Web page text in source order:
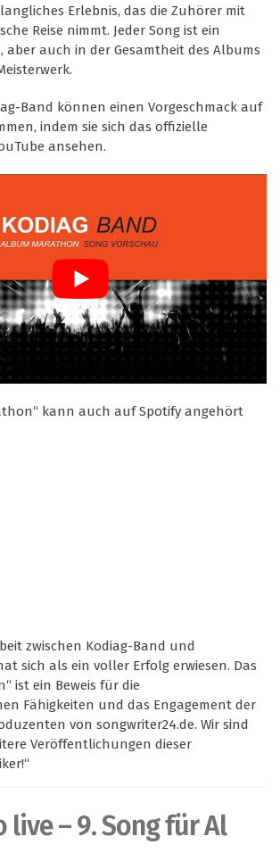
Erlebnis, das die Zuhörer mit
Reise nimmt. Jeder Song ist ein
aber auch in der Gesamtheit des Albums
Band können einen Vorgeschmack auf
indem sie sich das offizielle
ansehen.
kann auch auf Spotify angehört
zwischen Kodiag-Band und
sich als ein voller Erfolg erwiesen. Das
ist ein Beweis für die
Fähigkeiten und das Engagement der
von songwriter24.de. Wir sind
Veröffentlichungen dieser
live – 9. Song für Al